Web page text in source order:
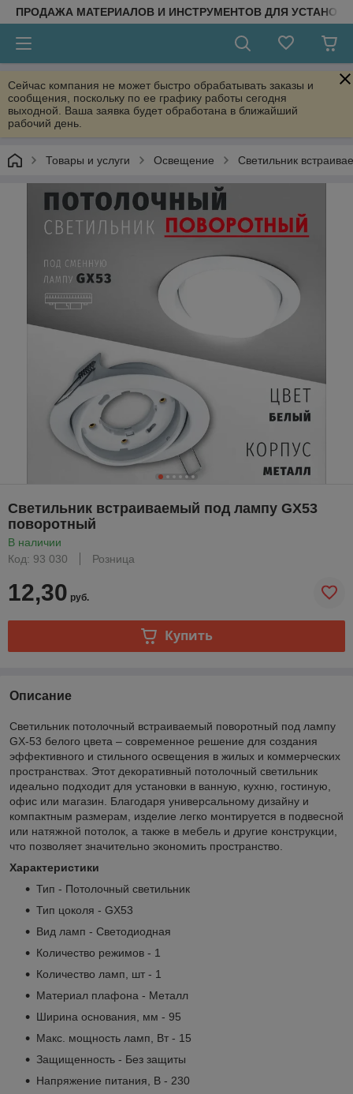
ПРОДАЖА МАТЕРИАЛОВ И ИНСТРУМЕНТОВ ДЛЯ
Сейчас компания не может быстро обрабатывать заказы и
сообщения, поскольку по ее графику работы сегодня
выходной. Ваша заявка будет обработана в ближайший
рабочий день.
Товары и услуги Освещение Светильник
Светильник встраиваемый под лампу GX53
поворотный
В наличии
Код: 93 030
Розница
12,30 руб.
Купить
Описание
Светильник потолочный встраиваемый поворотный под лампу
GX-53 белого цвета – современное решение для создания
эффективного и стильного освещения в жилых и коммерческих
пространствах. Этот декоративный потолочный светильник
идеально подходит для установки в ванную, кухню, гостиную,
офис или магазин. Благодаря универсальному дизайну и
компактным размерам, изделие легко монтируется в подвесной
или натяжной потолок, а также в мебель и другие конструкции,
что позволяет значительно экономить пространство.
Характеристики
Тип - Потолочный светильник
Тип цоколя - GX53
Вид ламп - Светодиодная
Количество режимов - 1
Количество ламп, шт - 1
Материал плафона - Металл
Ширина основания, мм - 95
Макс. мощность ламп, Вт - 15
Защищенность - Без защиты
Напряжение питания, В - 230